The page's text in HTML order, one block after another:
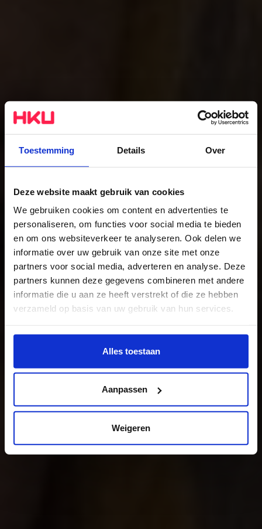
Toestemming Details Over
Deze website maakt gebruik van cookies
We gebruiken cookies om content en advertenties te
personaliseren, om functies voor social media te bieden
en om ons websiteverkeer te analyseren. Ook delen we
informatie over uw gebruik van onze site met onze
partners voor social media, adverteren en analyse. Deze
partners kunnen deze gegevens combineren met andere
informatie die u aan ze heeft verstrekt of die ze hebben
verzameld op basis van uw gebruik van hun services.
Wil je meer weten of de voorkeur aanpassen, bekijk dan
https://www.hku.nl/privacy-statement-en-
Alles toestaan
Aanpassen
Weigeren
Music Design for
Games and
Interaction
The study